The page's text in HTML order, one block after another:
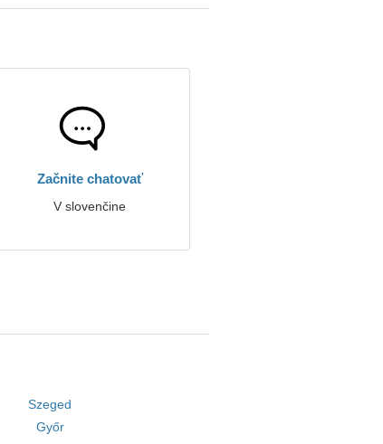
Začnite chatovať
V slovenčine
Szeged
Győr